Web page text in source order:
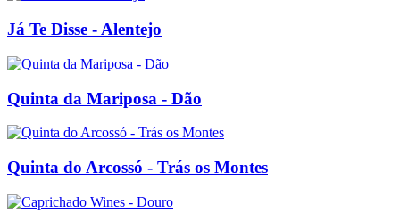
Já Te Disse - Alentejo
Quinta da Mariposa - Dão
Quinta do Arcossó - Trás os Montes